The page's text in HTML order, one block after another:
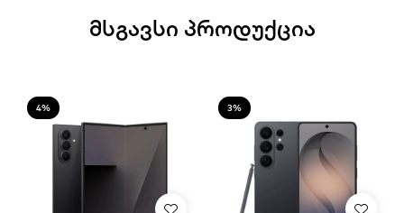
Მსგავსი Პროდუქცია
4% 3%